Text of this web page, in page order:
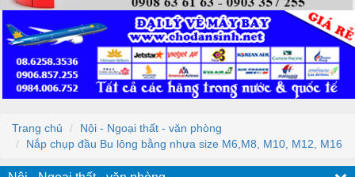
Trang chủ
Nội - Ngoại thất - văn phòng
Nắp chụp đầu Bu lông bằng nhựa size M6,M8, M10, M12, M16